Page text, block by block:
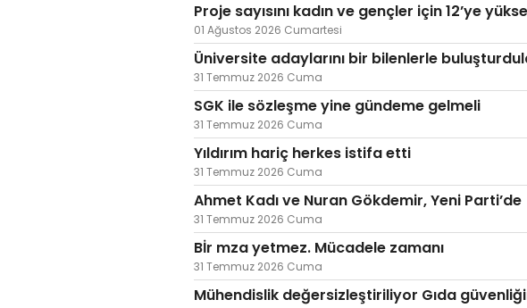
Proje sayısını kadın ve gençler için 12’ye
01 Ağustos 2026 Cumartesi
Üniversite adaylarını bir bilenlerle
31 Temmuz 2026 Cuma
SGK ile sözleşme yine gündeme gelmeli
31 Temmuz 2026 Cuma
Yıldırım hariç herkes istifa etti
31 Temmuz 2026 Cuma
Ahmet Kadı ve Nuran Gökdemir, Yeni Parti’de
31 Temmuz 2026 Cuma
Bİr mza yetmez. Mücadele zamanı
31 Temmuz 2026 Cuma
Mühendislik değersizleştiriliyor Gıda